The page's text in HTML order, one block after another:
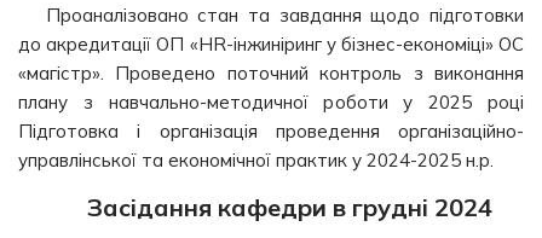
Проаналізовано стан та завдання щодо підготовки
до акредитації ОП «HR-інжиніринг у бізнес-економіці» ОС
«магістр». Проведено поточний контроль з виконання
плану з навчально-методичної роботи у 2025 році
Підготовка і організація проведення організаційно-
управлінської та економічної практик у 2024-2025 н.р.
Засідання кафедри в грудні 2024